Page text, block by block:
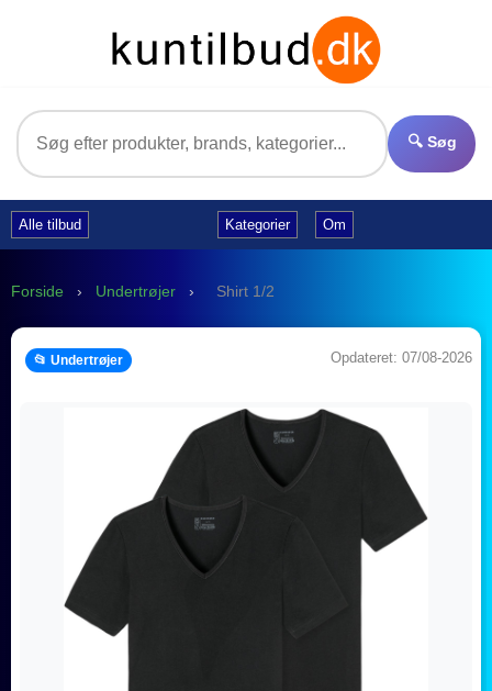
🔍 Søg
Alle tilbud Kategorier Om
Forside › Undertrøjer › Shirt 1/2
📂 Undertrøjer Opdateret: 07/08-2026